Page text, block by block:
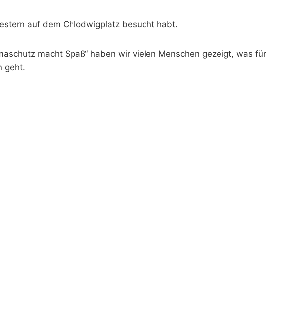
auf dem Chlodwigplatz besucht habt.
macht Spaß“ haben wir vielen Menschen gezeigt, was für
geht.